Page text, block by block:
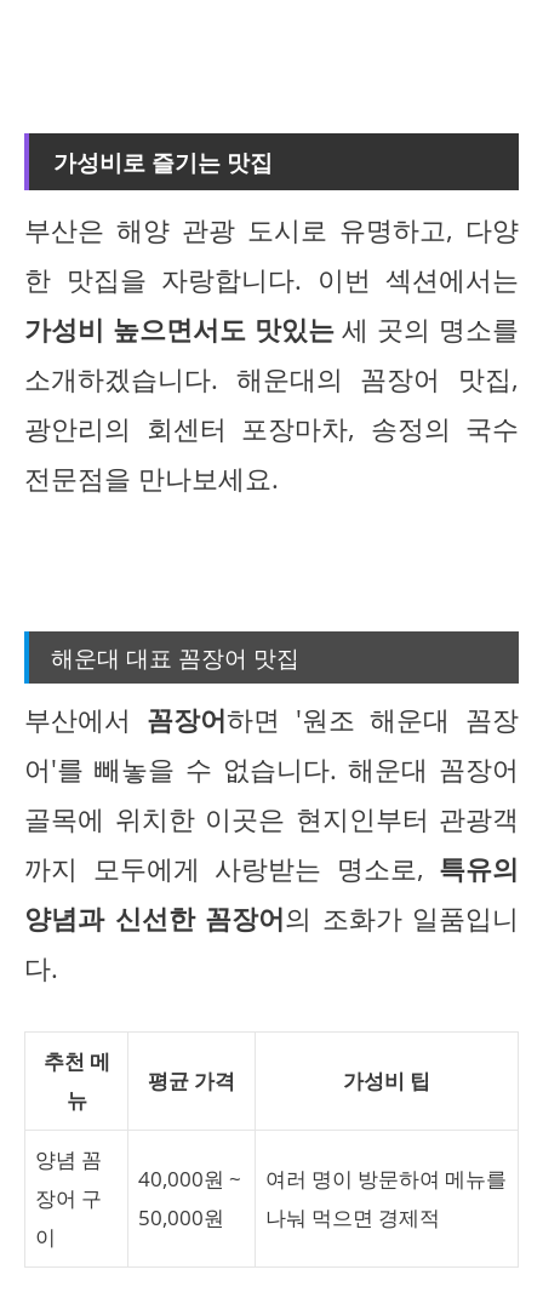
가성비로 즐기는 맛집
부산은 해양 관광 도시로 유명하고, 다양
한 맛집을 자랑합니다. 이번 섹션에서는
가성비 높으면서도 맛있는세 곳의 명소를
소개하겠습니다. 해운대의 꼼장어 맛집,
광안리의 회센터 포장마차, 송정의 국수
전문점을 만나보세요.
해운대 대표 꼼장어 맛집
부산에서 꼼장어하면 '원조 해운대 꼼장
어'를 빼놓을 수 없습니다. 해운대 꼼장어
골목에 위치한 이곳은 현지인부터 관광객
까지 모두에게 사랑받는 명소로, 특유의
양념과 신선한 꼼장어의 조화가 일품입니
다.
추천 메
뉴
평균 가격 가성비 팁
양념 꼼
장어 구
이
40,000원 ~
50,000원
여러 명이 방문하여 메뉴를
나눠 먹으면 경제적